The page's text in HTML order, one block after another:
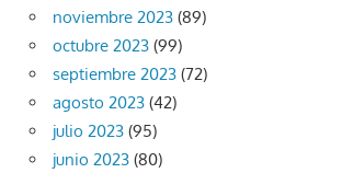
noviembre 2023 (89)
octubre 2023 (99)
septiembre 2023 (72)
agosto 2023 (42)
julio 2023 (95)
junio 2023 (80)